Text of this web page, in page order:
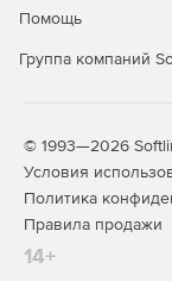
(опции):
Fracture:
Fatigue:
Pipe: расчет
Помощь
Группа компаний
© 1993—2026
Условия
Политика
Правила продажи
14+